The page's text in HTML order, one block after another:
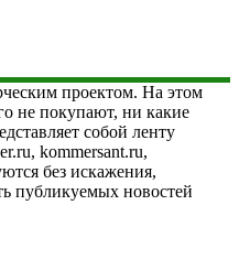
проектом. На этом
не покупают, ни какие
собой ленту
kommersant.ru,
без искажения,
публикуемых новостей